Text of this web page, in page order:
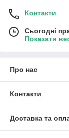
Контакти
Сьогодні
Показати
Про нас
Контакти
Доставка та